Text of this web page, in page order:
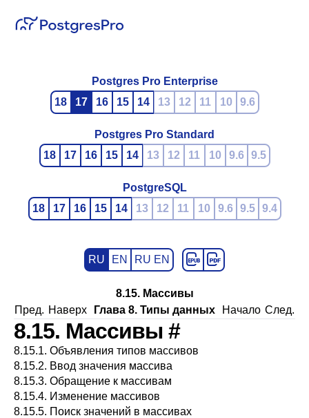
Postgres Pro Enterprise
18
17 16 15 14 13 12 11 10 9.6
Postgres Pro Standard
18
17 16 15 14 13 12 11 10 9.6 9.5
PostgreSQL
18
17 16 15 14 13 12 11 10 9.6 9.5 9.4
RU EN RU EN
8.15. Массивы
Пред. Наверх Глава 8. Типы данных Начало След.
8.15. Массивы #
8.15.1. Объявления типов массивов
8.15.2. Ввод значения массива
8.15.3. Обращение к массивам
8.15.4. Изменение массивов
8.15.5. Поиск значений в массивах